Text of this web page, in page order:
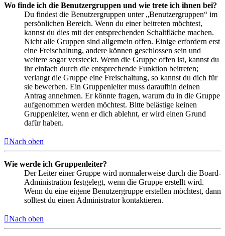
Wo finde ich die Benutzergruppen und wie trete ich ihnen bei?
Du findest die Benutzergruppen unter „Benutzergruppen“ im
persönlichen Bereich. Wenn du einer beitreten möchtest,
kannst du dies mit der entsprechenden Schaltfläche machen.
Nicht alle Gruppen sind allgemein offen. Einige erfordern erst
eine Freischaltung, andere können geschlossen sein und
weitere sogar versteckt. Wenn die Gruppe offen ist, kannst du
ihr einfach durch die entsprechende Funktion beitreten;
verlangt die Gruppe eine Freischaltung, so kannst du dich für
sie bewerben. Ein Gruppenleiter muss daraufhin deinen
Antrag annehmen. Er könnte fragen, warum du in die Gruppe
aufgenommen werden möchtest. Bitte belästige keinen
Gruppenleiter, wenn er dich ablehnt, er wird einen Grund
dafür haben.
Nach oben
Wie werde ich Gruppenleiter?
Der Leiter einer Gruppe wird normalerweise durch die Board-
Administration festgelegt, wenn die Gruppe erstellt wird.
Wenn du eine eigene Benutzergruppe erstellen möchtest, dann
solltest du einen Administrator kontaktieren.
Nach oben